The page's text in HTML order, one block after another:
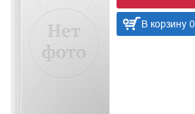
В корзину 0